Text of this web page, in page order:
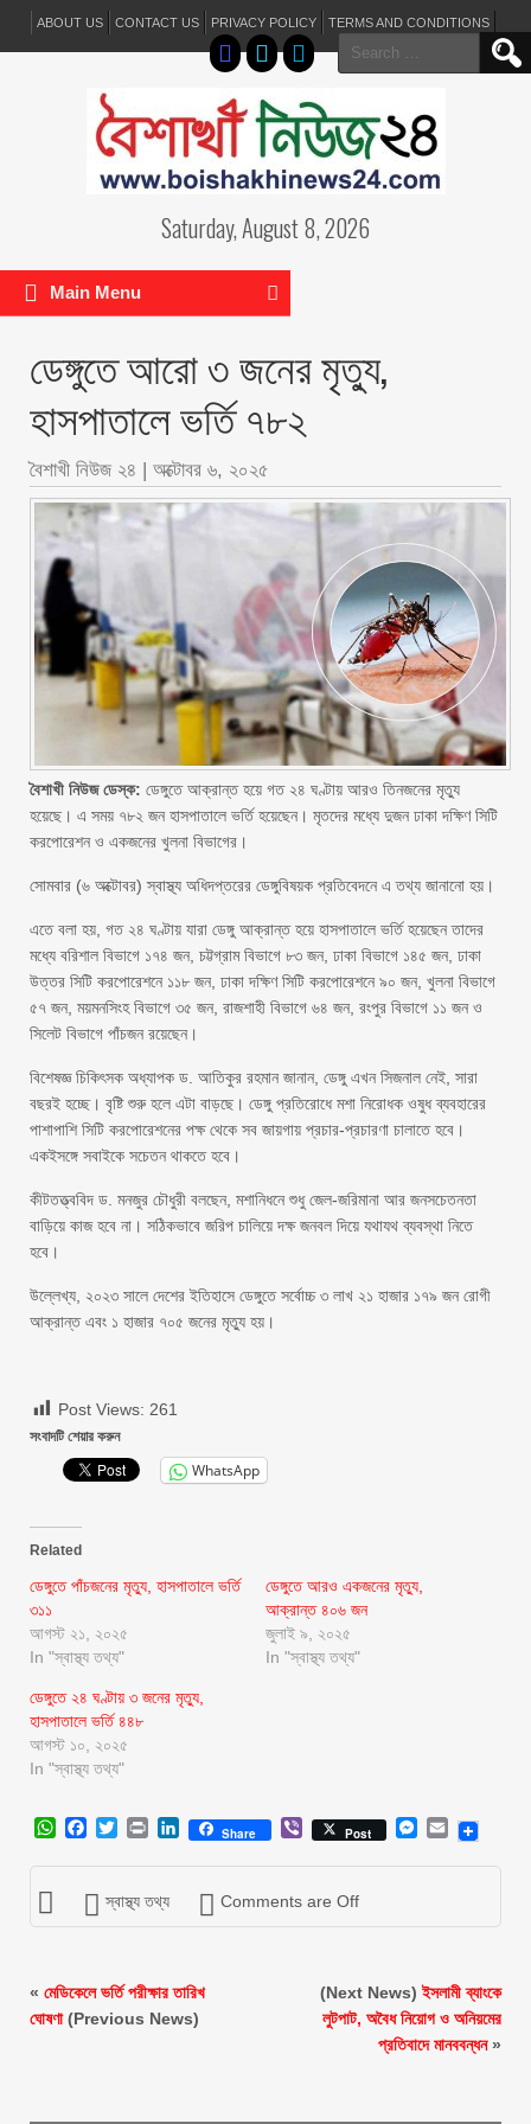
ABOUT US CONTACT US PRIVACY POLICY TERMS AND CONDITIONS
Search
for:
Saturday, August 8, 2026
Main Menu
ডেঙ্গুতে আরো ৩ জনের মৃত্যু,
হাসপাতালে ভর্তি ৭৮২
বৈশাখী নিউজ ২৪ | অক্টোবর ৬, ২০২৫
বৈশাখী নিউজ ডেস্ক: ডেঙ্গুতে আক্রান্ত হয়ে গত ২৪ ঘণ্টায় আরও তিনজনের মৃত্যু
হয়েছে। এ সময় ৭৮২ জন হাসপাতালে ভর্তি হয়েছেন। মৃতদের মধ্যে দুজন ঢাকা দক্ষিণ সিটি
করপোরেশন ও একজনের খুলনা বিভাগের।
সোমবার (৬ অক্টোবর) স্বাস্থ্য অধিদপ্তরের ডেঙ্গুবিষয়ক প্রতিবেদনে এ তথ্য জানানো হয়।
এতে বলা হয়, গত ২৪ ঘণ্টায় যারা ডেঙ্গু আক্রান্ত হয়ে হাসপাতালে ভর্তি হয়েছেন তাদের
মধ্যে বরিশাল বিভাগে ১৭৪ জন, চট্টগ্রাম বিভাগে ৮৩ জন, ঢাকা বিভাগে ১৪৫ জন, ঢাকা
উত্তর সিটি করপোরেশনে ১১৮ জন, ঢাকা দক্ষিণ সিটি করপোরেশনে ৯০ জন, খুলনা বিভাগে
৫৭ জন, ময়মনসিংহ বিভাগে ৩৫ জন, রাজশাহী বিভাগে ৬৪ জন, রংপুর বিভাগে ১১ জন ও
সিলেট বিভাগে পাঁচজন রয়েছেন।
বিশেষজ্ঞ চিকিৎসক অধ্যাপক ড. আতিকুর রহমান জানান, ডেঙ্গু এখন সিজনাল নেই, সারা
বছরই হচ্ছে। বৃষ্টি শুরু হলে এটা বাড়ছে। ডেঙ্গু প্রতিরোধে মশা নিরোধক ওষুধ ব্যবহারের
পাশাপাশি সিটি করপোরেশনের পক্ষ থেকে সব জায়গায় প্রচার-প্রচারণা চালাতে হবে।
একইসঙ্গে সবাইকে সচেতন থাকতে হবে।
কীটতত্ত্ববিদ ড. মনজুর চৌধুরী বলছেন, মশানিধনে শুধু জেল-জরিমানা আর জনসচেতনতা
বাড়িয়ে কাজ হবে না। সঠিকভাবে জরিপ চালিয়ে দক্ষ জনবল দিয়ে যথাযথ ব্যবস্থা নিতে
হবে।
উল্লেখ্য, ২০২৩ সালে দেশের ইতিহাসে ডেঙ্গুতে সর্বোচ্চ ৩ লাখ ২১ হাজার ১৭৯ জন রোগী
আক্রান্ত এবং ১ হাজার ৭০৫ জনের মৃত্যু হয়।
Post Views: 261
সংবাদটি শেয়ার করুন
WhatsApp
Related
ডেঙ্গুতে পাঁচজনের মৃত্যু, হাসপাতালে ভর্তি
৩১১
আগস্ট ২১, ২০২৫
In "স্বাস্থ্য তথ্য"
ডেঙ্গুতে আরও একজনের মৃত্যু,
আক্রান্ত ৪০৬ জন
জুলাই ৯, ২০২৫
In "স্বাস্থ্য তথ্য"
ডেঙ্গুতে ২৪ ঘণ্টায় ৩ জনের মৃত্যু,
হাসপাতালে ভর্তি ৪৪৮
আগস্ট ১০, ২০২৫
In "স্বাস্থ্য তথ্য"
WhatsApp
Facebook
Twitter
Print LinkedIn
Share ViberPost Messenger
Email
স্বাস্থ্য তথ্য Comments are Off
« মেডিকেলে ভর্তি পরীক্ষার তারিখ
ঘোষণা(Previous News)
(Next News)ইসলামী ব্যাংকে
লুটপাট, অবৈধ নিয়োগ ও অনিয়মের
প্রতিবাদে মানববন্ধন»